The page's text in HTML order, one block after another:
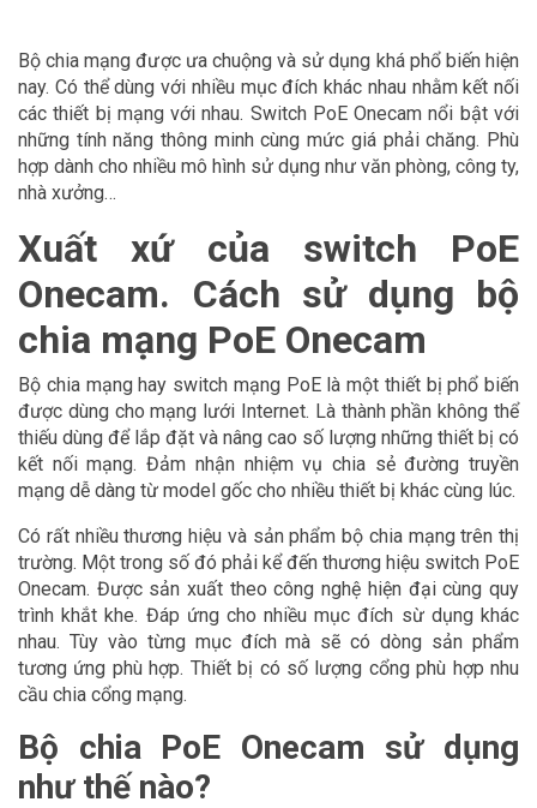
Bộ chia mạng được ưa chuộng và sử dụng khá phổ biến hiện
nay. Có thể dùng với nhiều mục đích khác nhau nhằm kết nối
các thiết bị mạng với nhau. Switch PoE Onecam nổi bật với
những tính năng thông minh cùng mức giá phải chăng. Phù
hợp dành cho nhiều mô hình sử dụng như văn phòng, công ty,
nhà xưởng…
Xuất xứ của switch PoE
Onecam. Cách sử dụng bộ
chia mạng PoE Onecam
Bộ chia mạng hay switch mạng PoE là một thiết bị phổ biến
được dùng cho mạng lưới Internet. Là thành phần không thể
thiếu dùng để lắp đặt và nâng cao số lượng những thiết bị có
kết nối mạng. Đảm nhận nhiệm vụ chia sẻ đường truyền
mạng dễ dàng từ model gốc cho nhiều thiết bị khác cùng lúc.
Có rất nhiều thương hiệu và sản phẩm bộ chia mạng trên thị
trường. Một trong số đó phải kể đến thương hiệu switch PoE
Onecam. Được sản xuất theo công nghệ hiện đại cùng quy
trình khắt khe. Đáp ứng cho nhiều mục đích sừ dụng khác
nhau. Tùy vào từng mục đích mà sẽ có dòng sản phẩm
tương ứng phù hợp. Thiết bị có số lượng cổng phù hợp nhu
cầu chia cổng mạng.
Bộ chia PoE Onecam sử dụng
như thế nào?